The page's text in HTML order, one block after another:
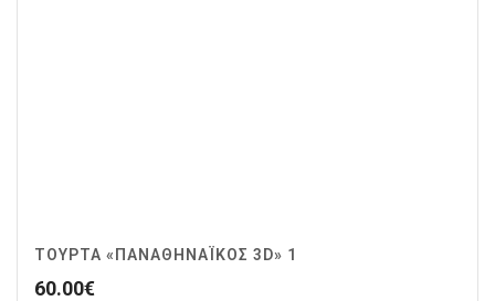
ΤΟΎΡΤΑ «ΠΑΝΑΘΗΝΑΪΚΌΣ 3D» 1
60.00€